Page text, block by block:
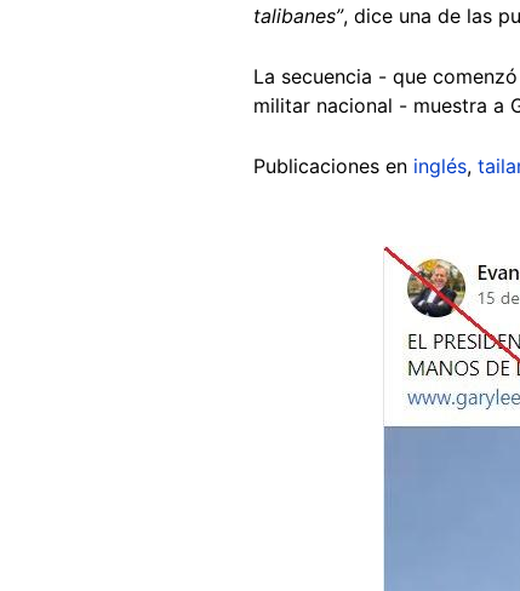
talibanes”, dice una de las
La secuencia - que
militar nacional - muestra a
Publicaciones en inglés,